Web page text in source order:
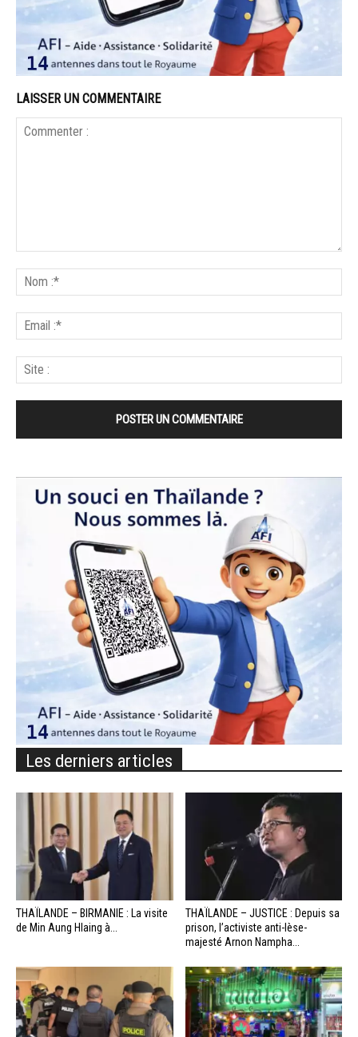
LAISSER UN COMMENTAIRE
Les derniers articles
THAÏLANDE – BIRMANIE : La visite
de Min Aung Hlaing à...
THAÏLANDE – JUSTICE : Depuis sa
prison, l’activiste anti-lèse-
majesté Arnon Nampha...